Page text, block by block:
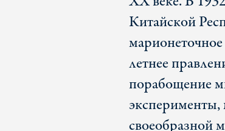
Китайской
марионеточное
летнее
порабощение
эксперименты,
своеобразной